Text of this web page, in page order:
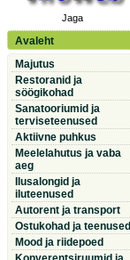
Jaga
Avaleht
Majutus
Restoranid ja
söögikohad
Sanatooriumid ja
terviseteenused
Aktiivne puhkus
Meelelahutus ja vaba
aeg
Ilusalongid ja
iluteenused
Autorent ja transport
Ostukohad ja teenused
Mood ja riidepoed